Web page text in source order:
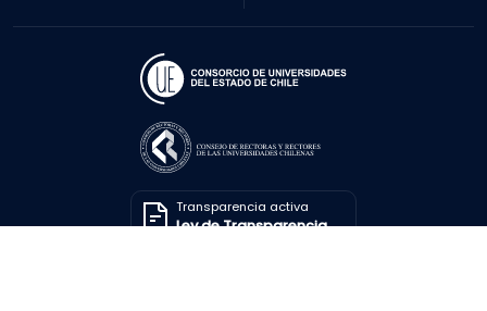
Transparencia activa
Ley de Transparencia